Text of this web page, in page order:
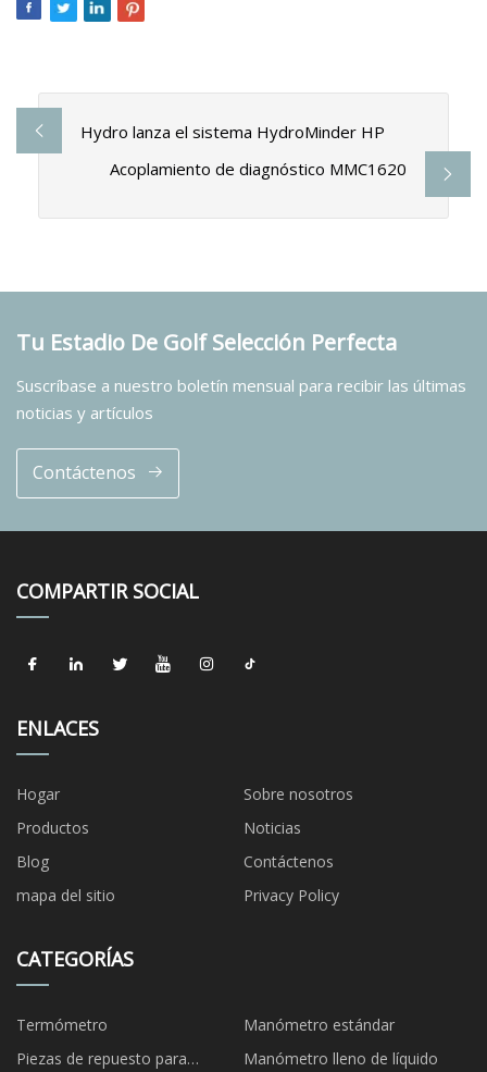
Hydro lanza el sistema HydroMinder HP
Acoplamiento de diagnóstico MMC1620
Tu Estadio De Golf Selección Perfecta
Suscríbase a nuestro boletín mensual para recibir las últimas
noticias y artículos
Contáctenos
COMPARTIR SOCIAL
ENLACES
Hogar
Sobre nosotros
Productos
Noticias
Blog
Contáctenos
mapa del sitio
Privacy Policy
CATEGORÍAS
Termómetro
Manómetro estándar
Piezas de repuesto para
Manómetro lleno de líquido